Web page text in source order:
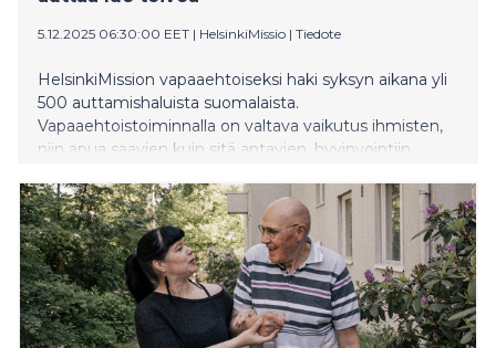
5.12.2025 06:30:00 EET | HelsinkiMissio | Tiedote
HelsinkiMission vapaaehtoiseksi haki syksyn aikana yli
500 auttamishaluista suomalaista.
Vapaaehtoistoiminnalla on valtava vaikutus ihmisten,
niin apua saavien kuin sitä antavien, hyvinvointiin.